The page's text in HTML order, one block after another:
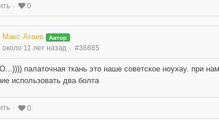
0
Макс Агаев Автор
около 11 лет назад #36685
палаточная ткань это наше советское ноухау. при
использовать два болта
0